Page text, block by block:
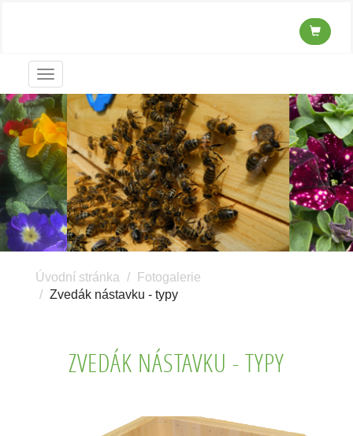
Menu
Úvodní stránka
Fotogalerie
Zvedák nástavku - typy
ZVEDÁK NÁSTAVKU - TYPY